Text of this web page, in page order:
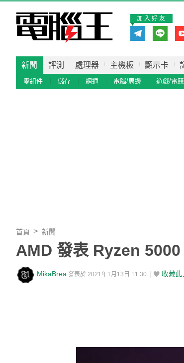
加入好友
新聞 評測 處理器 主機板 顯示卡
零組件 儲存 網通 電腦/周邊 遊戲/電競
首頁 新聞
AMD 發表 Ryzen
MikaBrea 發表於 2021年1月13日 11:30 收藏此